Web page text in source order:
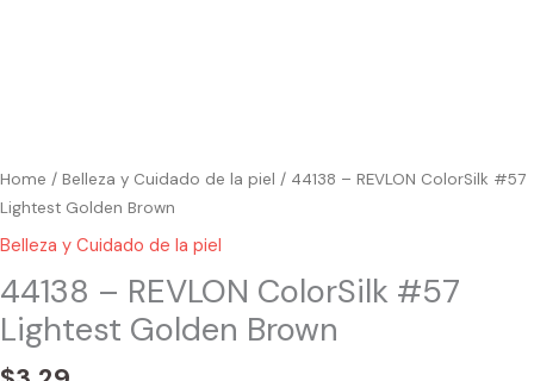
Home / Belleza y Cuidado de la piel / 44138 – REVLON ColorSilk #57
Lightest Golden Brown
Belleza y Cuidado de la piel
44138 – REVLON ColorSilk #57
Lightest Golden Brown